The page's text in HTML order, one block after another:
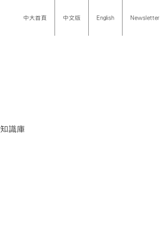
中大首頁 中文版 English Newsletter
知識庫